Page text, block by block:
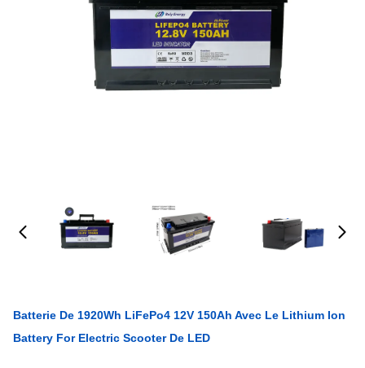
Batterie De 1920Wh LiFePo4 12V 150Ah Avec Le Lithium Ion
Battery For Electric Scooter De LED